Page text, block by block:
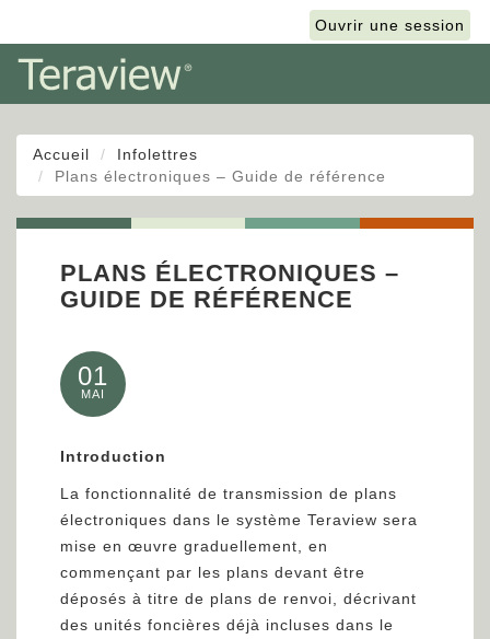
Ouvrir une session
Accueil
Infolettres
Plans électroniques – Guide de référence
PLANS ÉLECTRONIQUES –
GUIDE DE RÉFÉRENCE
01
MAI
Introduction
La fonctionnalité de transmission de plans
électroniques dans le système Teraview sera
mise en œuvre graduellement, en
commençant par les plans devant être
déposés à titre de plans de renvoi, décrivant
des unités foncières déjà incluses dans le